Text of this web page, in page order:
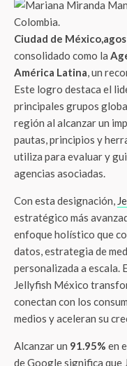
Ciudad de
consolidado como la
América Latina, un
Este logro destaca el
principales grupos
región al alcanzar un
pautas, principios y
utiliza para evaluar y
agencias asociadas.
Con esta designación,
estratégico más
enfoque holístico que
datos, estrategia de
personalizada a escala.
Jellyfish México
conectan con los
medios y aceleran su
Alcanzar un 91.95% en
de Google significa que